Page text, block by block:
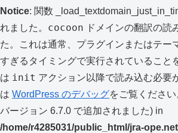
Notice: 関数
れました。 cocoon ドメインの翻訳の読
た。これは通常、プラグインまたはテー
すぎるタイミングで実行されていること
は init アクション以降で読み込む必要
は WordPress のデバッグをご覧くださ
バージョン 6.7.0 で追加されました) in
/home/r4285031/public_html/jra-